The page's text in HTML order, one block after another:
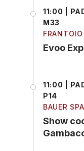
11:00 |
M33
Evoo
11:00 |
P14
BAUER SPA
Show